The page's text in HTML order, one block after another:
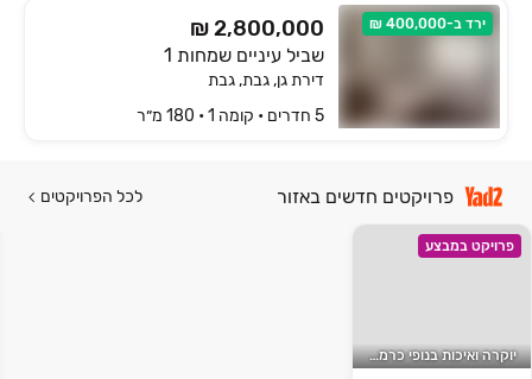
ירד ב-400,000 ₪ ₪ 2,800,000
שביל עיניים שמחות 1
דירת גן, גבת, גבת
5 חדרים • קומה ‎1‏ • 180 מ״ר
פרויקטים חדשים באזור לכל הפרויקטים
פרויקט במבצע
יוקרה ואיכות בנופי כרמיאל